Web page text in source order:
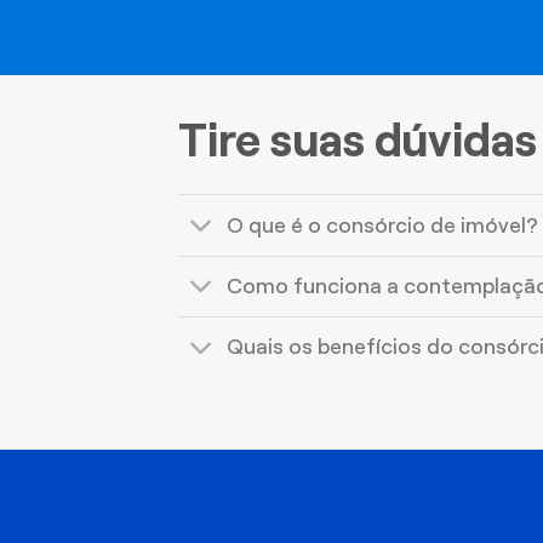
Tire suas dúvidas
O que é o consórcio de imóvel?
Como funciona a
Quais os benefícios do